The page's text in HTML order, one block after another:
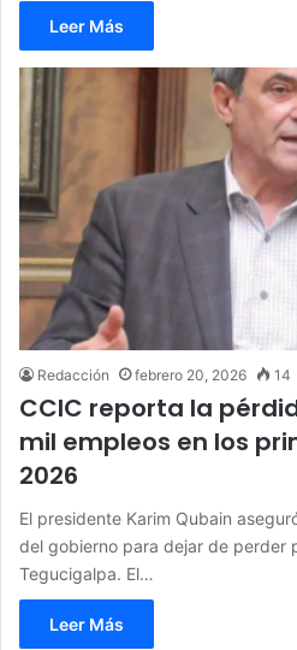
Leer Más
Redacción febrero 20, 2026 14
CCIC reporta la
mil empleos en los
2026
El presidente Karim Qubain
del gobierno para dejar de perder
Tegucigalpa. El…
Leer Más